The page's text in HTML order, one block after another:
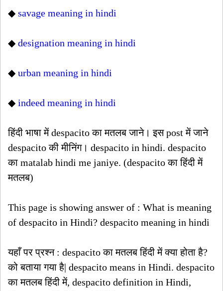
◆savage meaning in hindi
◆designation meaning in hindi
◆urban meaning in hindi
◆indeed meaning in hindi
हिंदी भाषा में despacito का मतलब जाने। इस post में जाने
despacito की मीनिंग। despacito in hindi. despacito
का matalab hindi me janiye. (despacito का हिंदी में
मतलब)
This page is showing answer of : What is meaning
of despacito in Hindi? despacito meaning in hindi
यहाँ पर प्रश्न : despacito का मतलब हिंदी में क्या होता है?
को बताया गया है| despacito means in Hindi. despacito
का मतलब हिंदी में, despacito definition in Hindi,